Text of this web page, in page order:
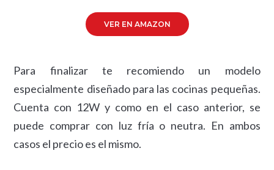
VER EN AMAZON
Para finalizar te recomiendo un modelo
especialmente diseñado para las cocinas pequeñas.
Cuenta con 12W y como en el caso anterior, se
puede comprar con luz fría o neutra. En ambos
casos el precio es el mismo.